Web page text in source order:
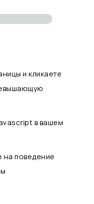
и кликаете
в вашем
поведение